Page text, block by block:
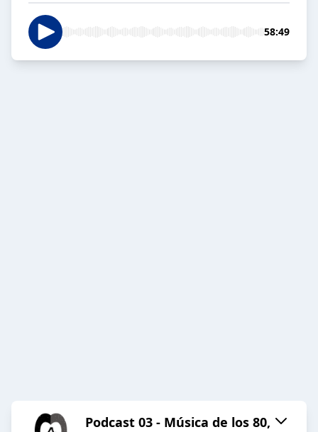
58:49
Podcast 03 - Música de los 80,